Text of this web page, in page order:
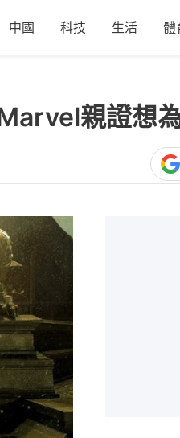
中國 科技 生活 體
親證想